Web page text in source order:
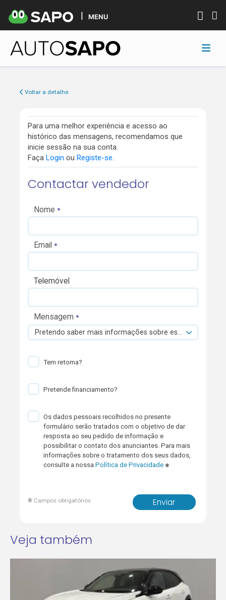
MENU
Voltar a detalhe
Para uma melhor experiência e acesso ao
histórico das mensagens, recomendamos que
inicie sessão na sua conta.
Faça Login ou Registe-se.
Contactar vendedor
Nome
Email
Telemóvel
Mensagem
Pretendo saber mais informações sobre esta viatura.
Tem retoma?
Pretende financiamento?
Os dados pessoais recolhidos no presente
formulário serão tratados com o objetivo de dar
resposta ao seu pedido de informação e
possibilitar o contato dos anunciantes. Para mais
informações sobre o tratamento dos seus dados,
consulte a nossaPolítica de Privacidade
Enviar
Campos obrigatórios
Veja também